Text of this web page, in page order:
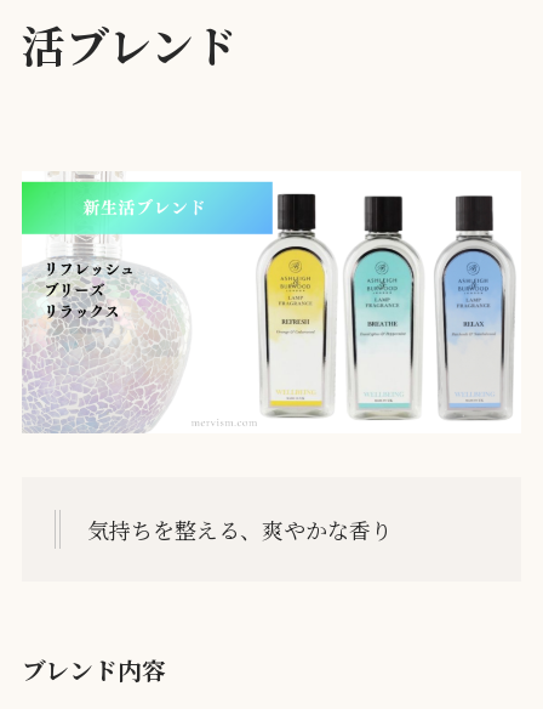
活ブレンド
気持ちを整える、爽やかな香り
ブレンド内容